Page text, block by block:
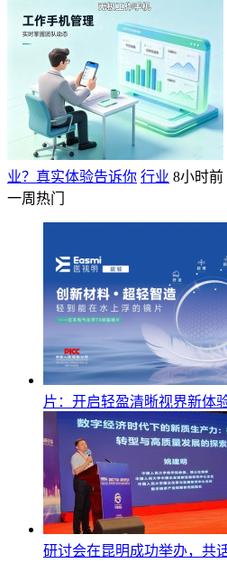
业？真实体验告诉你 行业 8小时前
一周热门
片：开启轻盈清晰视界新体
研讨会在昆明成功举办，共